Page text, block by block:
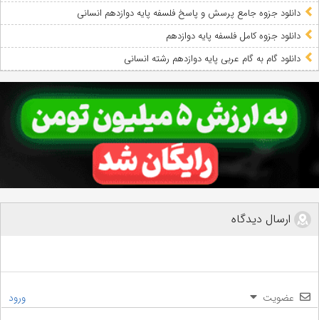
دانلود جزوه جامع پرسش و پاسخ فلسفه پایه دوازدهم انسانی
دانلود جزوه کامل فلسفه پایه دوازدهم
دانلود گام به گام عربی پایه دوازدهم رشته انسانی
ارسال دیدگاه
عضویت ورود